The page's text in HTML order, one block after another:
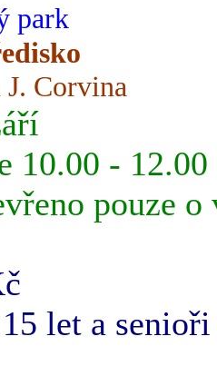
park
Corvina
10.00 -
pouze o
let a